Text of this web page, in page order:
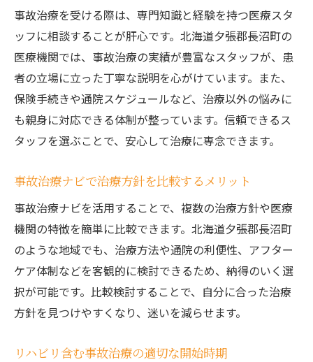
事故治療を受ける際は、専門知識と経験を持つ医療スタ
ッフに相談することが肝心です。北海道夕張郡長沼町の
医療機関では、事故治療の実績が豊富なスタッフが、患
者の立場に立った丁寧な説明を心がけています。また、
保険手続きや通院スケジュールなど、治療以外の悩みに
も親身に対応できる体制が整っています。信頼できるス
タッフを選ぶことで、安心して治療に専念できます。
事故治療ナビで治療方針を比較するメリット
事故治療ナビを活用することで、複数の治療方針や医療
機関の特徴を簡単に比較できます。北海道夕張郡長沼町
のような地域でも、治療方法や通院の利便性、アフター
ケア体制などを客観的に検討できるため、納得のいく選
択が可能です。比較検討することで、自分に合った治療
方針を見つけやすくなり、迷いを減らせます。
リハビリ含む事故治療の適切な開始時期